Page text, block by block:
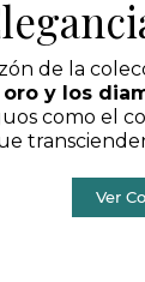
de la
oro y los
como el
Ver